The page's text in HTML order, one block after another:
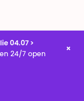
04.07 >
24/7 open
×